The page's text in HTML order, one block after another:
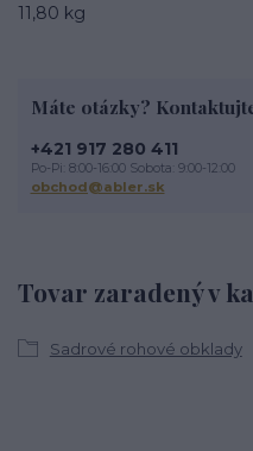
11,80 kg
Tovar zaradený v
Sadrové rohové obklady
Máte otázky?
+421 917 280 411
Po-Pi: 8:00-16:00 Sobota: 9:00-12:00
obchod@abler.sk